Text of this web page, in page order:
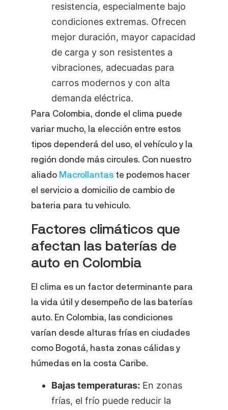
resistencia, especialmente bajo
condiciones extremas. Ofrecen
mejor duración, mayor capacidad
de carga y son resistentes a
vibraciones, adecuadas para
carros modernos y con alta
demanda eléctrica.
Para Colombia, donde el clima puede
variar mucho, la elección entre estos
tipos dependerá del uso, el vehículo y la
región donde más circules. Con nuestro
aliado Macrollantas te podemos hacer
el servicio a domicilio de cambio de
bateria para tu vehiculo.
Factores climáticos que
afectan las baterías de
auto en Colombia
El clima es un factor determinante para
la vida útil y desempeño de las baterías
auto. En Colombia, las condiciones
varían desde alturas frías en ciudades
como Bogotá, hasta zonas cálidas y
húmedas en la costa Caribe.
Bajas temperaturas: En zonas
frías, el frío puede reducir la